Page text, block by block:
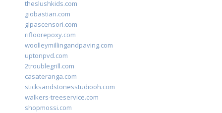
theslushkids.com
giobastian.com
glpascensori.com
rifloorepoxy.com
woolleymillingandpaving.com
uptonpvd.com
2troublegrill.com
casateranga.com
sticksandstonesstudiooh.com
walkers-treeservice.com
shopmossi.com